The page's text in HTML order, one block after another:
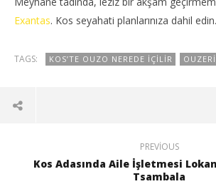
Exantas. Kos seyahati planlarınıza dahil edin.
TAGS: KOS’TE OUZO NEREDE İÇILIR
PREVIOUS
Kos Adasında Aile İşletmesi
Tsambala